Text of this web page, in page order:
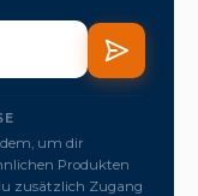
um dir
Produkten
zusätzlich Zugang